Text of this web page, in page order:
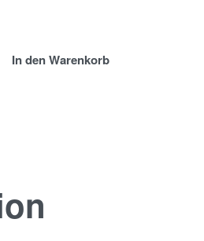
In den Warenkorb